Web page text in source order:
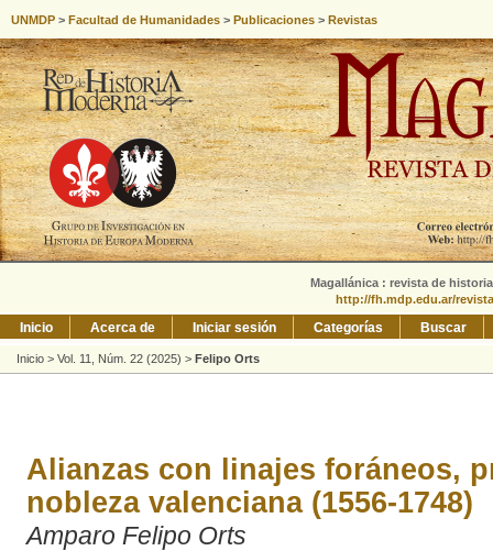
UNMDP > Facultad de Humanidades > Publicaciones > Revistas
Magallánica : revista de
http://fh.mdp.edu.ar/
Inicio Acerca de Iniciar sesión Categorías Buscar
Inicio > Vol. 11, Núm. 22 (2025) > Felipo Orts
Alianzas con linajes foráneos,
nobleza valenciana (1556-1748)
Amparo Felipo Orts